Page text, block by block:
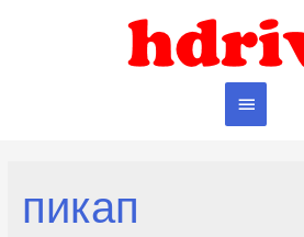
Главное
пикап